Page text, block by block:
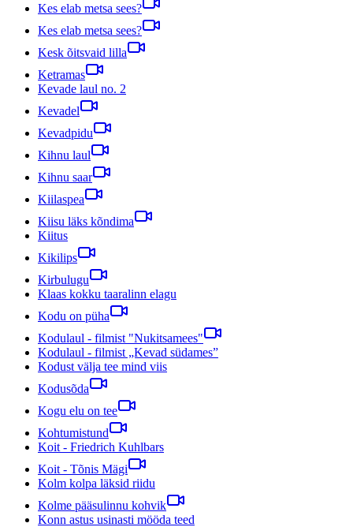
Kes elab metsa sees?
Kes elab metsa sees?
Kesk õitsvaid lilla
Ketramas
Kevade laul no. 2
Kevadel
Kevadpidu
Kihnu laul
Kihnu saar
Kiilaspea
Kiisu läks kõndima
Kiitus
Kikilips
Kirbulugu
Klaas kokku taaralinn elagu
Kodu on püha
Kodulaul - filmist "Nukitsamees"
Kodulaul - filmist „Kevad südames”
Kodust välja tee mind viis
Kodusõda
Kogu elu on tee
Kohtumistund
Koit - Friedrich Kuhlbars
Koit - Tõnis Mägi
Kolm kolpa läksid riidu
Kolme pääsulinnu kohvik
Konn astus usinasti mööda teed